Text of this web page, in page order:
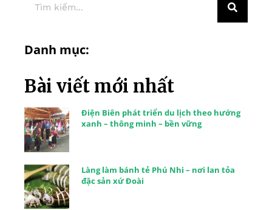
Danh mục:
Bài viết mới nhất
Điện Biên phát triển du lịch theo hướng
xanh – thông minh – bền vững
Làng làm bánh tẻ Phú Nhi – nơi lan tỏa
đặc sản xứ Đoài